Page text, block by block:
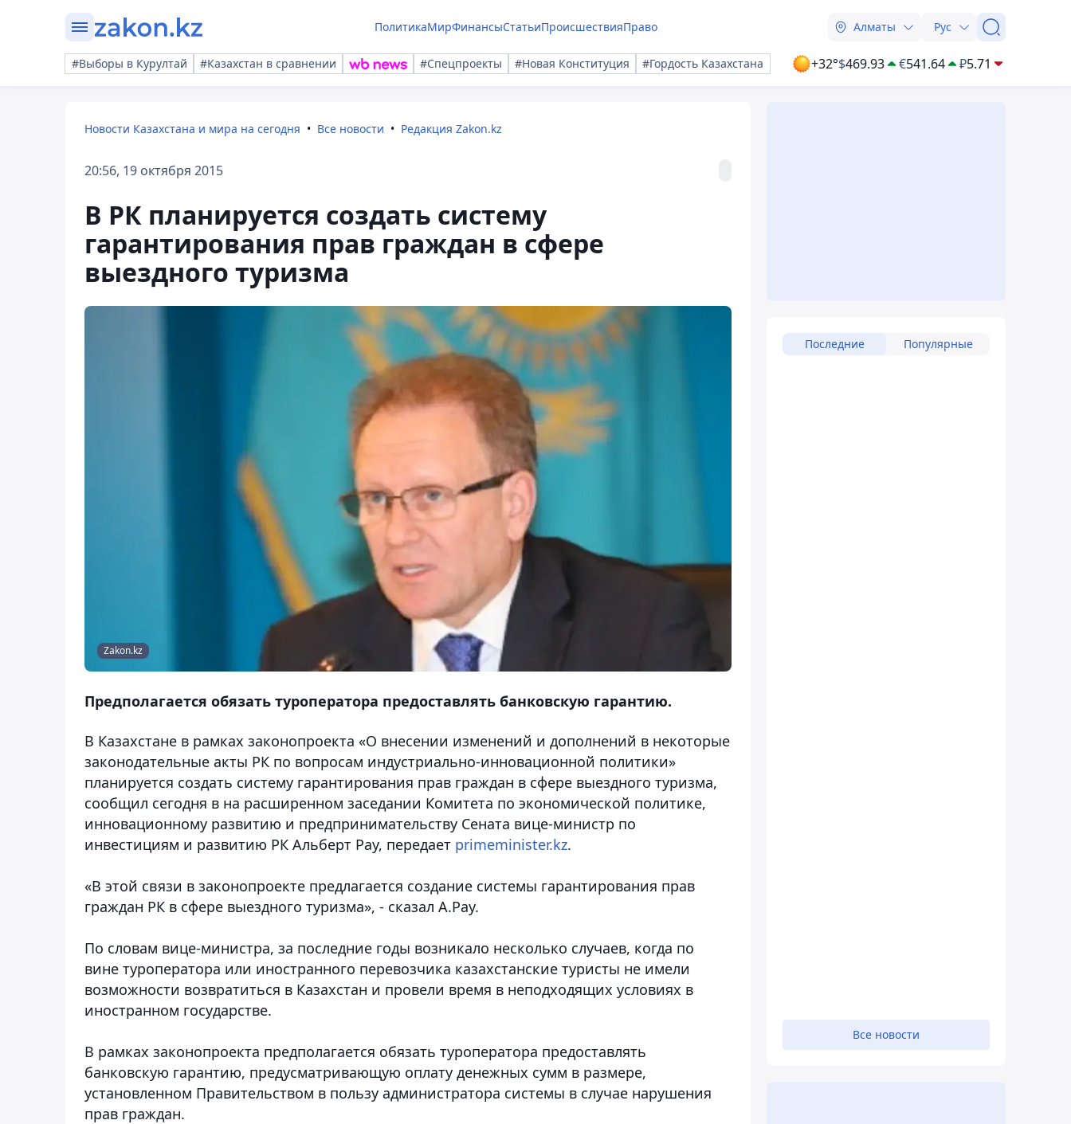
ПолитикаМирФинансыСтатьиПроисшествияПраво Алматы Рус
#Выборы в Курултай #Казахстан в сравнении #Спецпроекты #Новая Конституция #Гордость Казахстана +32°$469.93 €541.64 ₽5.71
Новости Казахстана и мира на сегодня Все новости Редакция Zakon.kz
20:56, 19 октября 2015
В РК планируется создать систему
гарантирования прав граждан в сфере
выездного туризма
Zakon.kz
Предполагается обязать туроператора предоставлять банковскую гарантию.
В Казахстане в рамках законопроекта «О внесении изменений и дополнений в некоторые
законодательные акты РК по вопросам индустриально-инновационной политики»
планируется создать систему гарантирования прав граждан в сфере выездного туризма,
сообщил сегодня в на расширенном заседании Комитета по экономической политике,
инновационному развитию и предпринимательству Сената вице-министр по
инвестициям и развитию РК Альберт Рау, передает primeminister.kz.
«В этой связи в законопроекте предлагается создание системы гарантирования прав
граждан РК в сфере выездного туризма», - сказал А.Рау.
По словам вице-министра, за последние годы возникало несколько случаев, когда по
вине туроператора или иностранного перевозчика казахстанские туристы не имели
возможности возвратиться в Казахстан и провели время в неподходящих условиях в
иностранном государстве.
В рамках законопроекта предполагается обязать туроператора предоставлять
банковскую гарантию, предусматривающую оплату денежных сумм в размере,
установленном Правительством в пользу администратора системы в случае нарушения
прав граждан.
Последние Популярные
Все новости